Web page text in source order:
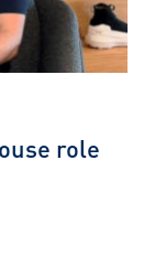
role